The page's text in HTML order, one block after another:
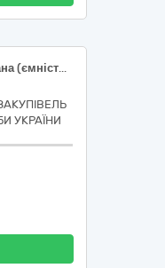
Вода питна бутильована негазована (ємність пляшки 1,5 дм³)
УКРАЇНИ